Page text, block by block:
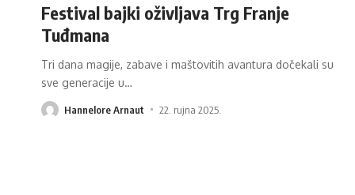
Festival bajki oživljava Trg Franje
Tuđmana
Tri dana magije, zabave i maštovitih avantura dočekali su
sve generacije u…
Hannelore Arnaut 22. rujna 2025.